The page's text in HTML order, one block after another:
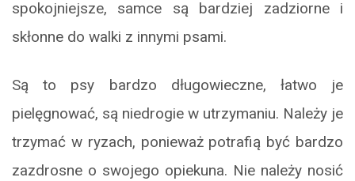
spokojniejsze, samce są bardziej zadziorne i
skłonne do walki z innymi psami.
Są to psy bardzo długowieczne, łatwo je
pielęgnować, są niedrogie w utrzymaniu. Należy je
trzymać w ryzach, ponieważ potrafią być bardzo
zazdrosne o swojego opiekuna. Nie należy nosić